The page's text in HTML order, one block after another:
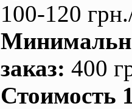
100-120
заказ: 400
Стоимость